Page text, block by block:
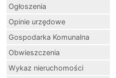
Ogłoszenia
Opinie urzędowe
Gospodarka Komunalna
Obwieszczenia
Wykaz nieruchomości